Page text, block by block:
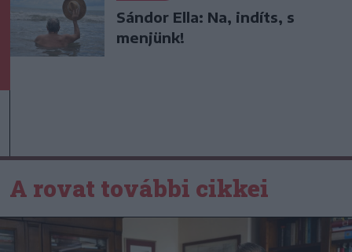
Sándor Ella: Na, indíts, s
menjünk!
A rovat további cikkei